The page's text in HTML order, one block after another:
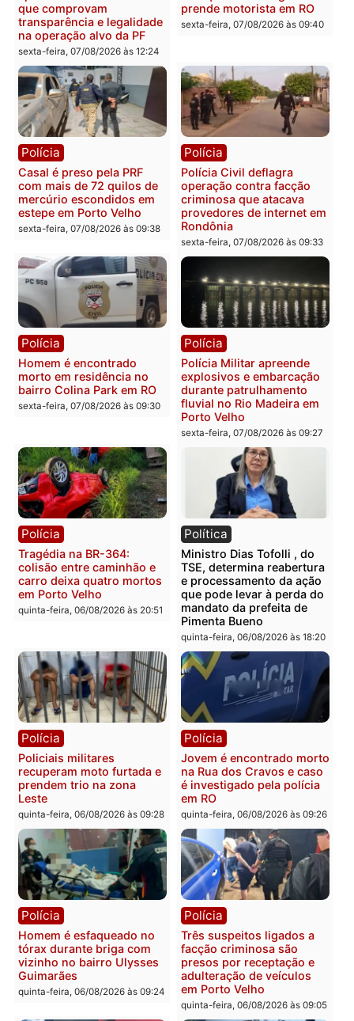
sexta-feira, 07/08/2026 às 18:49
Polícia
2 MILHÕES – Unnesa
apresenta documentos
que comprovam
transparência e legalidade
na operação alvo da PF
sexta-feira, 07/08/2026 às 12:24
Polícia
Polícia Federal apreende
400 quilos de drogas e
prende motorista em RO
sexta-feira, 07/08/2026 às
Polícia
Casal é preso pela PRF
com mais de 72 quilos de
mercúrio escondidos em
estepe em Porto Velho
Polícia
Polícia Civil deflagra
operação contra facção
criminosa que atacava
provedores de internet
Rondônia
sexta-feira, 07/08/2026 às
Polícia
Homem é encontrado
morto em residência no
bairro Colina Park em RO
sexta-feira, 07/08/2026 às 09:30
Polícia
Polícia Militar apreende
explosivos e
durante patrulhamento
fluvial no Rio Madeira em
Porto Velho
sexta-feira, 07/08/2026 às
Polícia
Tragédia na BR-364:
colisão entre caminhão e
carro deixa quatro mortos
em Porto Velho
quinta-feira, 06/08/2026 às 20:51
Política
Ministro Dias Tofolli , do
TSE, determina
e processamento da
que pode levar à perda
mandato da prefeita de
Pimenta Bueno
quinta-feira, 06/08/2026 às
Polícia Polícia
Jovem é encontrado